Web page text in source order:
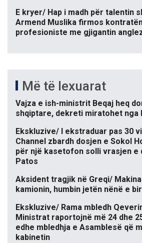
E kryer/ Hap i madh për talentin
Armend Muslika firmos
profesioniste me gjigantin
Më të lexuarat
Vajza e ish-ministrit Beqaj heq
shqiptare, dekreti miratohet nga
Ekskluzive/ I ekstraduar pas 30
Channel zbardh dosjen e Sokol
për një kasetofon solli vrasjen e
Patos
Aksident tragjik në Greqi/
kamionin, humbin jetën nënë e
Ekskluzive/ Rama mbledh
Ministrat raportojnë më 24 dhe
edhe mbledhja e Asamblesë që
kabinetin